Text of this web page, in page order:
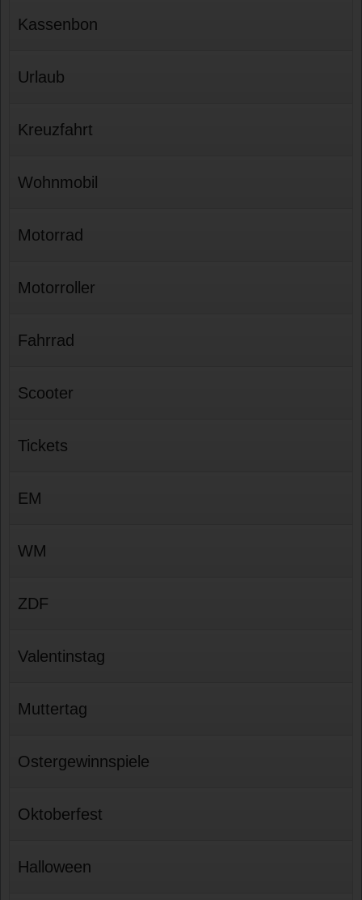
Kassenbon
Urlaub
Kreuzfahrt
Wohnmobil
Motorrad
Motorroller
Fahrrad
Scooter
Tickets
EM
WM
ZDF
Valentinstag
Muttertag
Ostergewinnspiele
Oktoberfest
Halloween